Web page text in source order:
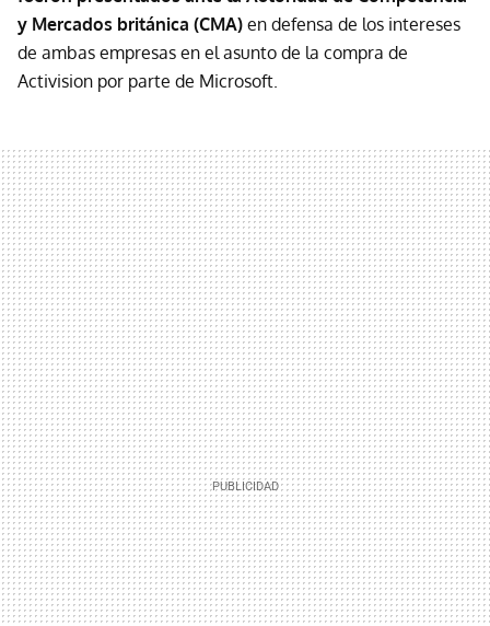
y Mercados británica (CMA) en defensa de los intereses
de ambas empresas en el asunto de la compra de
Activision por parte de Microsoft.